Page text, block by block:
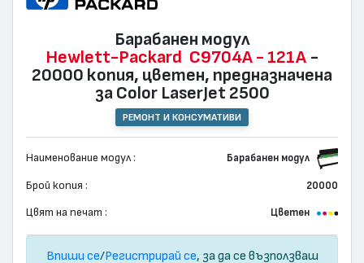
Барабанен модул
Hewlett-Packard C9704A - 121A -
20000 копия, цветен, предназначена
за Color LaserJet 2500
РЕМОНТ И КОНСУМАТИВИ
Наименование модул : Барабанен модул
Брой копия : 20000
Цвят на печат : Цветен
Впиши се/Регистрирай се, за да се възползваш